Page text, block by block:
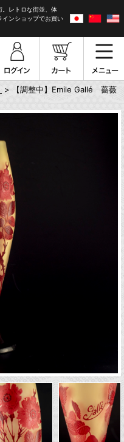
。レトロな街並、体
インショップでお買い
> 【調整中】Emile Gallé 薔薇